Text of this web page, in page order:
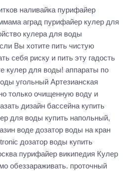
наливайка пурифайер
аград пурифайер кулер для
кулера для воды
Вы хотите пить чистую
себя риску и пить эту гадость
кулер для воды! аппараты по
угольный Артезианская
только очищенную воду и
дизайн бассейна купить
для воды купить напольный,
воде дозатор воды на кран
дозатор воды купить
пурифайер википедия Кулер
обеззараживать. проточный